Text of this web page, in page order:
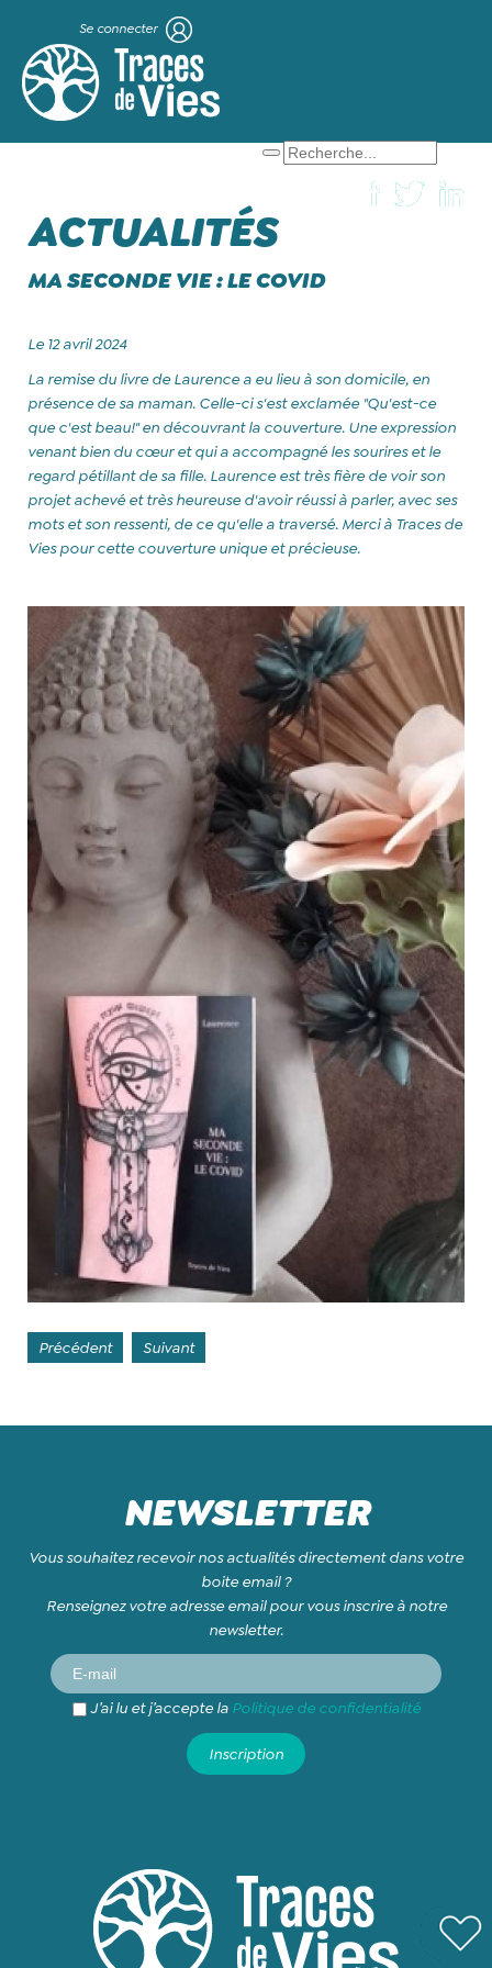
Se connecter
ACTUALITÉS
MA SECONDE VIE : LE COVID
Le 12 avril 2024
La remise du livre de Laurence a eu lieu à son domicile, en
présence de sa maman. Celle-ci s'est exclamée "Qu'est-ce
que c'est beau!" en découvrant la couverture. Une expression
venant bien du cœur et qui a accompagné les sourires et le
regard pétillant de sa fille. Laurence est très fière de voir son
projet achevé et très heureuse d'avoir réussi à parler, avec ses
mots et son ressenti, de ce qu'elle a traversé. Merci à Traces de
Vies pour cette couverture unique et précieuse.
Précédent Suivant
NEWSLETTER
Vous souhaitez recevoir nos actualités directement dans votre
boite email ?
Renseignez votre adresse email pour vous inscrire à notre
newsletter.
J’ai lu et j’accepte la Politique de confidentialité